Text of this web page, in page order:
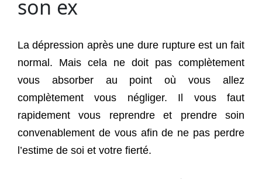
son ex
La dépression après une dure rupture est un fait
normal. Mais cela ne doit pas complètement
vous absorber au point où vous allez
complètement vous négliger. Il vous faut
rapidement vous reprendre et prendre soin
convenablement de vous afin de ne pas perdre
l’estime de soi et votre fierté.